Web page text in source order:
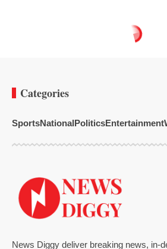
Categories
SportsNationalPoliticsEntertainment
News Diggy deliver breaking news, in-